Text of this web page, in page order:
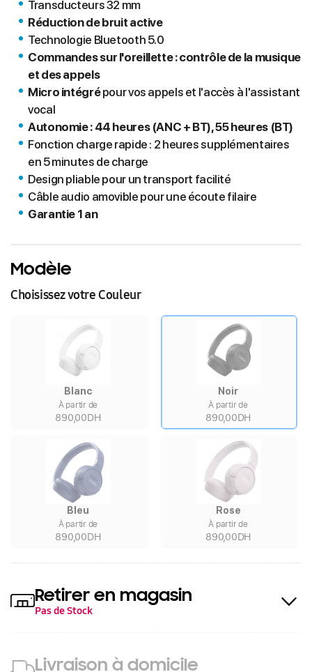
Transducteurs 32 mm
Réduction de bruit active
Technologie Bluetooth 5.0
Commandes sur l'oreillette : contrôle de la musique
et des appels
Micro intégrépour vos appels et l'accès à l'assistant
vocal
Autonomie : 44 heures (ANC + BT), 55 heures (BT)
Fonction charge rapide : 2 heures supplémentaires
en 5 minutes de charge
Design pliable pour un transport facilité
Câble audio amovible pour une écoute filaire
Garantie 1 an
Modèle
Choisissez votre Couleur
Blanc
À partir de
890,00DH
Noir
À partir de
890,00DH
Bleu
À partir de
890,00DH
Rose
À partir de
890,00DH
Retirer en magasin
Pas de Stock
Livraison à domicile